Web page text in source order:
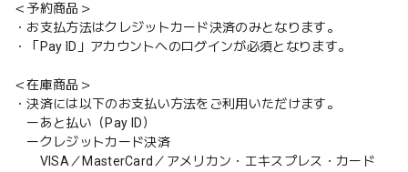
＜予約商品＞
・お支払方法はクレジットカード決済のみとなります。
・「Pay ID」アカウントへのログインが必須となります。
＜在庫商品＞
・決済には以下のお支払い方法をご利用いただけます。
ーあと払い（Pay ID）
ークレジットカード決済
VISA／MasterCard／アメリカン・エキスプレス・カード